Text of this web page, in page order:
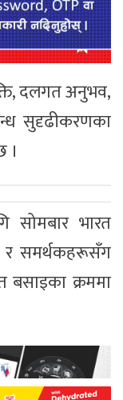
दलगत अनुभव,
सुदृढीकरणका
।
सोमबार भारत
समर्थकहरूसँग
बसाइका क्रममा